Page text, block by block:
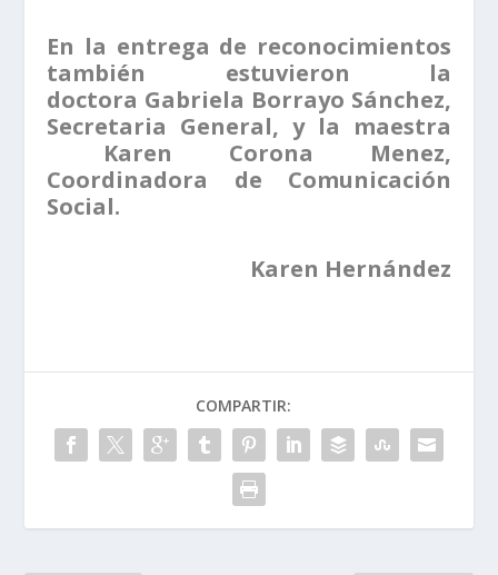
En la entrega de reconocimientos
también estuvieron la
doctora Gabriela Borrayo Sánchez,
Secretaria General, y la maestra
Karen Corona Menez,
Coordinadora de Comunicación
Social.
Karen Hernández
COMPARTIR: